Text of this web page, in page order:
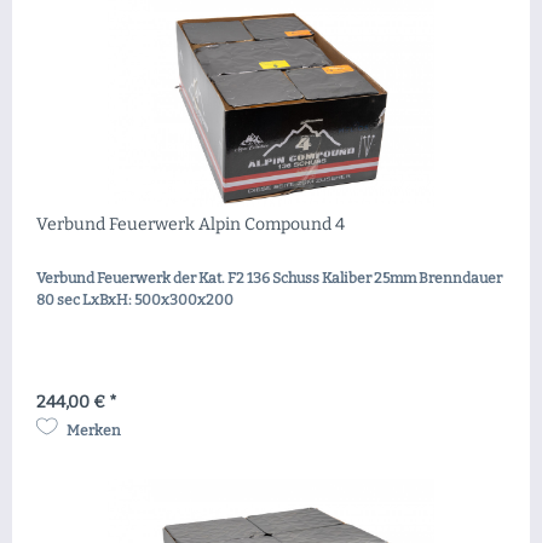
Verbund Feuerwerk Alpin Compound 4
Verbund Feuerwerk der Kat. F2 136 Schuss Kaliber 25mm Brenndauer
80 sec LxBxH: 500x300x200
244,00 € *
Merken